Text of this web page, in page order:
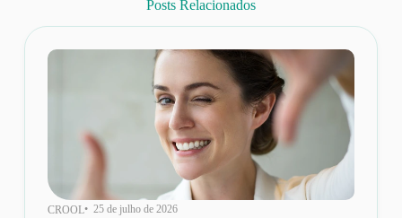
Posts Relacionados
CROOL• 25 de julho de 2026